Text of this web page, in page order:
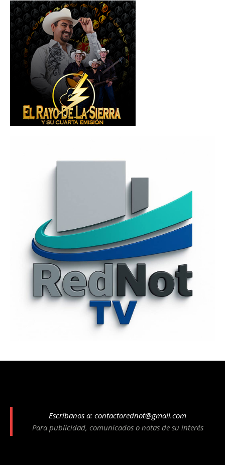
Escríbanos a: contactorednot@gmail.com
Para publicidad, comunicados o notas de su interés